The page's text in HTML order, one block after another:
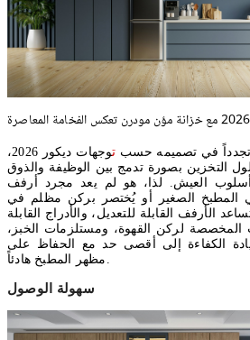
في تصميمه حسب ت
وجهات ديكور 2026،
التخزين بصورة تدمج بين الوظيفة والذوق
العيش. لذا، هو لم يعد مجرد أرفف
المطبخ الصغير أو يُختصر بركن مظلم في
الأرفف القابلة للتعديل، والأدراج القابلة
لركن القهوة، ومستلزمات الخبز،
الكفاءة إلى أقصى حد مع الحفاظ على
مظهر المطبخ هادئاً.
سهولة الوصول